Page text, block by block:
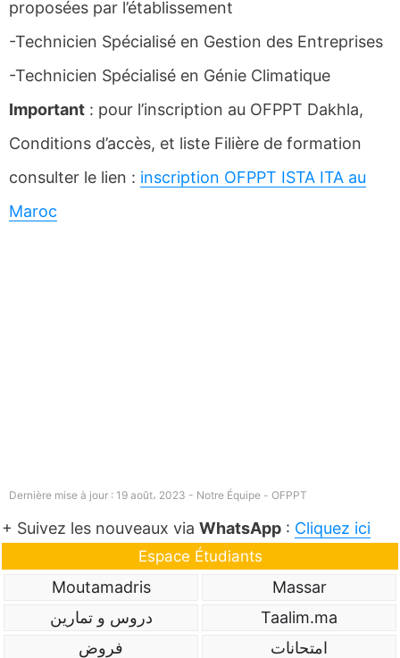
proposées par l’établissement
-Technicien Spécialisé en Gestion des Entreprises
-Technicien Spécialisé en Génie Climatique
Important : pour l’inscription au OFPPT Dakhla,
Conditions d’accès, et liste Filière de formation
consulter le lien : inscription OFPPT ISTA ITA au
Maroc
Dernière mise à jour : 19 août، 2023 - Notre Équipe - OFPPT
+ Suivez les nouveaux via WhatsApp : Cliquez ici
Espace Étudiants
Massar
Moutamadris
Taalim.ma
دروس و تمارين
امتحانات
فروض